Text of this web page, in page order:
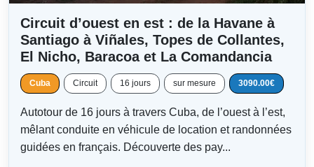
Circuit d’ouest en est : de la Havane à
Santiago à Viñales, Topes de Collantes,
El Nicho, Baracoa et La Comandancia
Cuba Circuit 16 jours sur mesure 3090.00€
Autotour de 16 jours à travers Cuba, de l’ouest à l’est,
mêlant conduite en véhicule de location et randonnées
guidées en français. Découverte des pay...